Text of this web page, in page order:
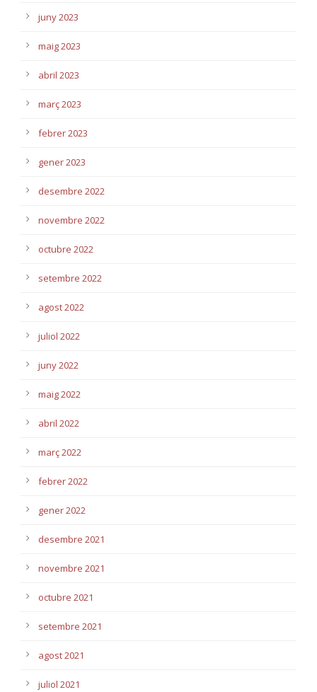
juny 2023
maig 2023
abril 2023
març 2023
febrer 2023
gener 2023
desembre 2022
novembre 2022
octubre 2022
setembre 2022
agost 2022
juliol 2022
juny 2022
maig 2022
abril 2022
març 2022
febrer 2022
gener 2022
desembre 2021
novembre 2021
octubre 2021
setembre 2021
agost 2021
juliol 2021